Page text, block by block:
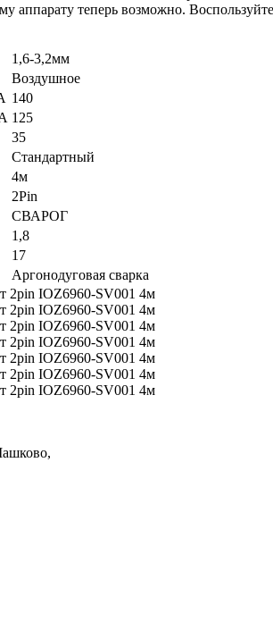
аппарату теперь возможно.
1,6-3,2мм
Воздушное
140
125
35
Стандартный
4м
2Pin
СВАРОГ
1,8
17
Аргонодуговая сварка
2pin IOZ6960-SV001 4м
2pin IOZ6960-SV001 4м
2pin IOZ6960-SV001 4м
2pin IOZ6960-SV001 4м
2pin IOZ6960-SV001 4м
2pin IOZ6960-SV001 4м
2pin IOZ6960-SV001 4м